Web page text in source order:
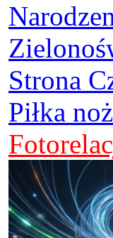
Strona
Piłka